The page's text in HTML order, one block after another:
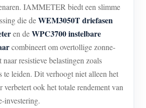
IAMMETER biedt een slimme
die deWEM3050T driefasen
en deWPC3700 instelbare
combineert om overtollige zonne-
resistieve belastingen zoals
te leiden. Dit verhoogt niet alleen het
verbetert ook het totale rendement van
investering.